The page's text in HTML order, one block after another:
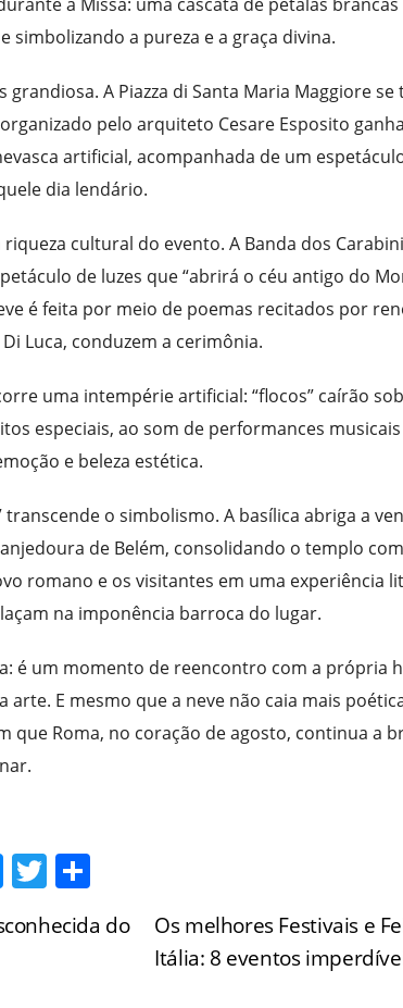
simbolizando a pureza e a graça divina.
grandiosa. A Piazza di Santa Maria Maggiore
pelo arquiteto Cesare Esposito
artificial, acompanhada de um
dia lendário.
cultural do evento. A Banda dos
de luzes que “abrirá o céu antigo do
é feita por meio de poemas recitados por
Luca, conduzem a cerimônia.
uma intempérie artificial: “flocos” caírão
especiais, ao som de performances
e beleza estética.
o simbolismo. A basílica abriga a
de Belém, consolidando o templo
romano e os visitantes em uma experiência
na imponência barroca do lugar.
é um momento de reencontro com a própria
arte. E mesmo que a neve não caia mais
que Roma, no coração de agosto, continua a
M
ss
T
w
itt ar
Os melhores Festivais e
Itália: 8 eventos
do